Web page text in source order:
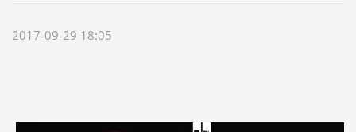
2017-09-29 18:05